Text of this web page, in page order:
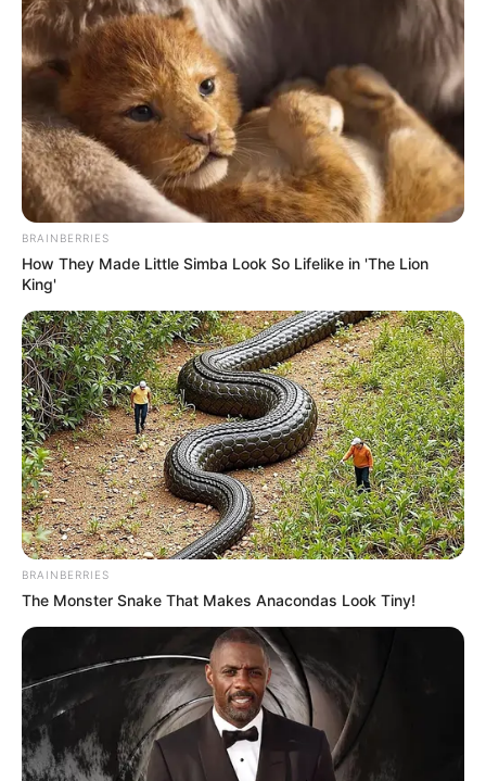
BRAINBERRIES
How They Made Little Simba Look So Lifelike in 'The Lion
King'
BRAINBERRIES
The Monster Snake That Makes Anacondas Look Tiny!